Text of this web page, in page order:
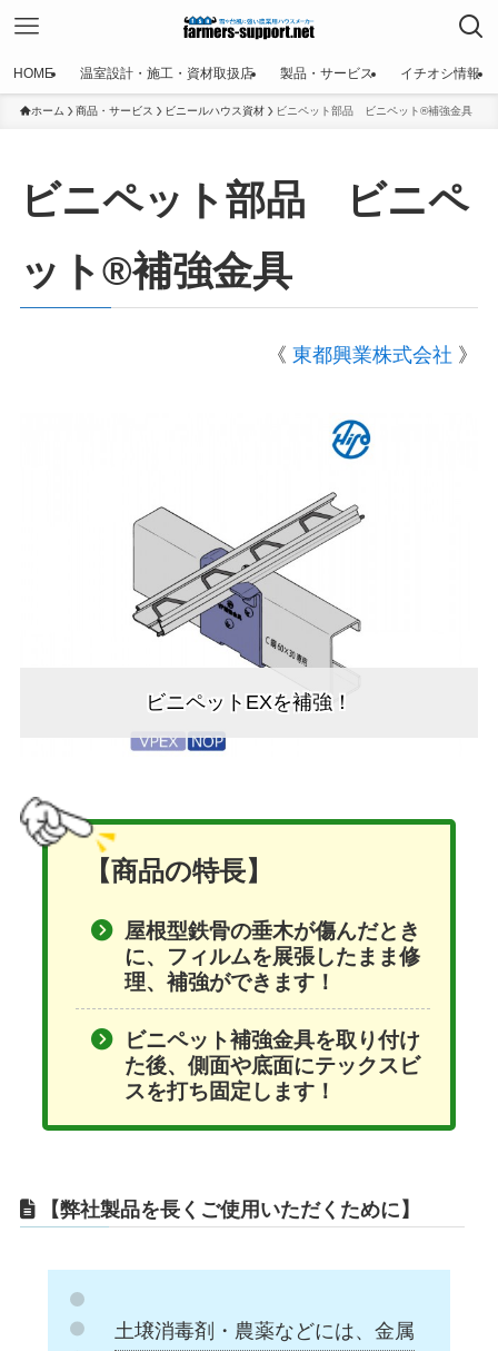
HOME 温室設計・施工・資材取扱店 製品・サービス イチオシ情報
ホーム 商品・サービス ビニールハウス資材 ビニペット部品 ビニペット®補強金具
ビニペット部品 ビニペ
ット®補強金具
《東都興業株式会社 》
ビニペットEXを補強！
【商品の特長】
屋根型鉄骨の垂木が傷んだとき
に、フィルムを展張したまま修
理、補強ができます！
ビニペット補強金具を取り付け
た後、側面や底面にテックスビ
スを打ち固定します！
【弊社製品を長くご使用いただくために】
土壌消毒剤・農薬などには、金属